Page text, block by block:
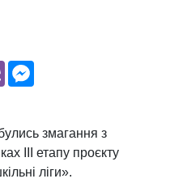
Viber
змагання з
ІІІ етапу проєкту
ліги».